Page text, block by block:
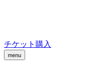
チケット購入
menu